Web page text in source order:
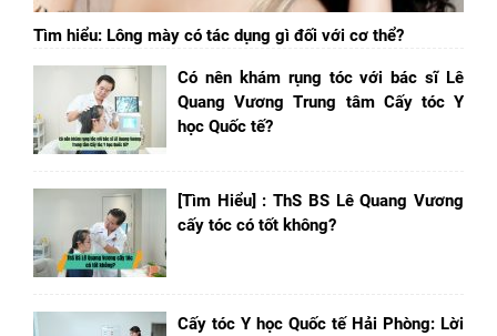
Tìm hiểu: Lông mày có tác dụng gì đối với cơ thể?
Có nên khám rụng tóc với bác sĩ Lê
Quang Vương Trung tâm Cấy tóc Y
học Quốc tế?
[Tìm Hiểu] : ThS BS Lê Quang Vương
cấy tóc có tốt không?
Cấy tóc Y học Quốc tế Hải Phòng: Lời